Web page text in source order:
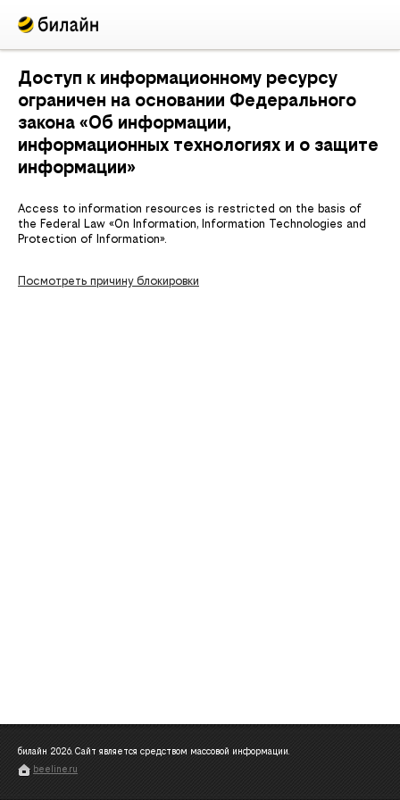
Доступ к информационному ресурсу
ограничен на основании Федерального
закона «Об информации,
информационных технологиях и о защите
информации»
Access to information resources is restricted on the basis of
the Federal Law «On Information, Information Technologies and
Protection of Information».
Посмотреть причину блокировки
билайн 2026. Сайт является средством массовой информации.
beeline.ru